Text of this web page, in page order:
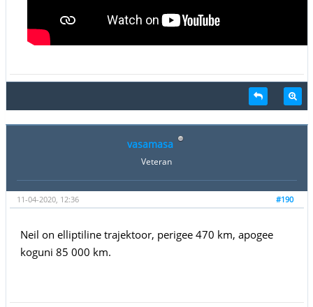
vasamasa
Veteran
#190
11-04-2020, 12:36
Neil on elliptiline trajektoor, perigee 470 km, apogee
koguni 85 000 km.